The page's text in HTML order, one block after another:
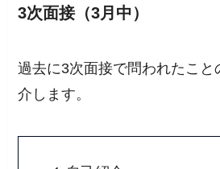
3次面接（3月中）
過去に3次面接で問われたこと
介します。